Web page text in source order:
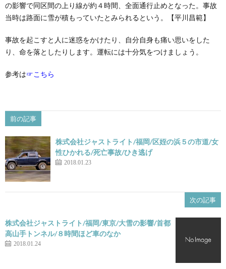
の影響で同区間の上り線が約４時間、全面通行止めとなった。事故
当時は路面に雪が積もっていたとみられるという。【平川昌範】
事故を起こすと人に迷惑をかけたり、自分自身も痛い思いをした
り、命を落としたりします。運転には十分気をつけましょう。
参考は☞こちら
前の記事
株式会社ジャストライト/福岡/区姪の浜５の市道/女
性ひかれる/死亡事故/ひき逃げ
2018.01.23
次の記事
株式会社ジャストライト/福岡/東京/大雪の影響/首都
高山手トンネル/８時間ほど車のなか
2018.01.24